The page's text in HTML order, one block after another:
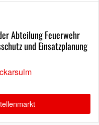
Abteilung Feuerwehr
und Einsatzplanung